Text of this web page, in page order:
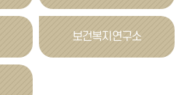
보건복지연구소